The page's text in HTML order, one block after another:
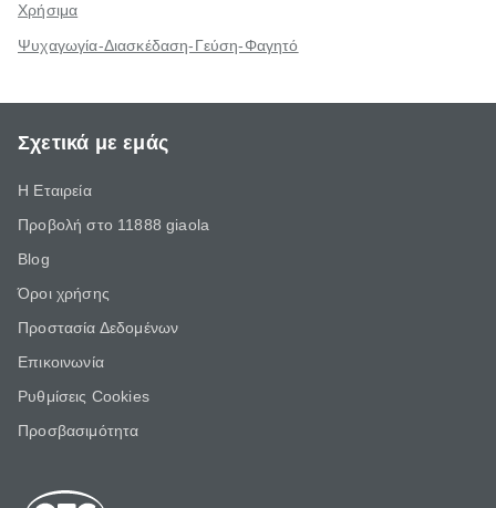
Χρήσιμα
Ψυχαγωγία-Διασκέδαση-Γεύση-Φαγητό
Σχετικά με εμάς
Η Εταιρεία
Προβολή στο 11888 giaola
Blog
Όροι χρήσης
Προστασία Δεδομένων
Επικοινωνία
Ρυθμίσεις Cookies
Προσβασιμότητα